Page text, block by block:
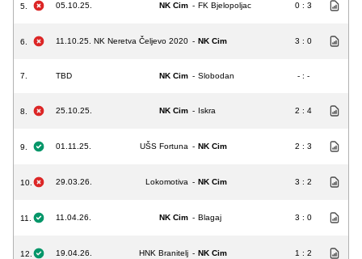
5. 05.10.25. NK Cim - FK Bjelopoljac 0 : 3
6. 11.10.25. NK Neretva Čeljevo 2020 - NK Cim 3 : 0
7. TBD NK Cim - Slobodan - : -
8. 25.10.25. NK Cim - Iskra 2 : 4
9. 01.11.25. UŠS Fortuna - NK Cim 2 : 3
10. 29.03.26. Lokomotiva - NK Cim 3 : 2
11. 11.04.26. NK Cim - Blagaj 3 : 0
12. 19.04.26. HNK Branitelj - NK Cim 1 : 2